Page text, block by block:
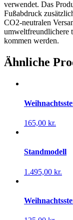
verwendet. Das
Fußabdruck
CO2-neutralen
umweltfreundlichere
kommen werden.
Ähnliche
165,00 kr.
Standmodell
1.495,00 kr.